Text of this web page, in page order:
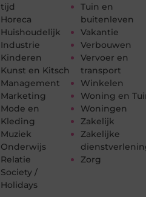
tijd
Horeca
Huishoudelijk
Industrie
Kinderen
Kunst en Kitsch
Management
Marketing
Mode en
Kleding
Muziek
Onderwijs
Relatie
Society /
Holidays
Tuin en
buitenleven
Vakantie
Verbouwen
Vervoer en
transport
Winkelen
Woning en
Woningen
Zakelijk
Zakelijke
Zorg